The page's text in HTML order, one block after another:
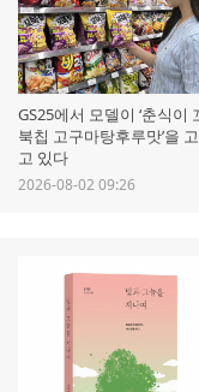
GS25에서 모델이 ‘춘식이
북칩 고구마탕후루맛’을
고 있다
2026-08-02 09:26